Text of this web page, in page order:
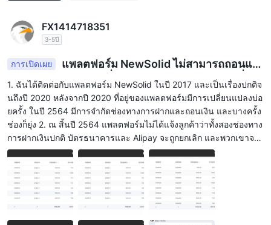
FX1414718351
3-5ปี
การเปิดเผย
แพลตฟอร์ม NewSolid ไม่สามารถถอนแล
ะฝากเงินได้ตามปกติ ที่อยู่ของแพลตฟอร์มมีการเปลี่ยน
แปลงบ่อยครั้งและไม่สามารถเปิดได้ และชักนำให้ผู้ใช้ใ
ช้ซอฟต์แวร์สกุลเงินที่ผิดกฎหมายในการฝากเงิน และบั
ญชีกำลังจะถูกชำระบัญชี
1. ฉันได้ติดต่อกับแพลตฟอร์ม NewSolid ในปี 2017 และเป็นเรื่องปกติจ
นถึงปี 2020 หลังจากปี 2020 ที่อยู่ของแพลตฟอร์มมีการเปลี่ยนแปลงบ่อ
ยครั้ง ในปี 2564 มีการจำกัดช่องทางการฝากและถอนเงิน และบางครั้ง
ช่องก็ยุ่ง 2. ณ สิ้นปี 2564 แพลตฟอร์มไม่ได้แจ้งลูกค้าว่าทั้งสองช่องทาง
การฝากเงินปกติ บัตรธนาคารและ Alipay จะถูกยกเลิก และพวกเขาจะเ
ปลี่ยนโดยตรงไปยังช่องทางการฝากและถอนเงินดิจิทัลโดยไม่ได้รับอนุ
ญาต 3. ที่อยู่แพลตฟอร์มจะเปลี่ยนบ่อยตั้งแต่ครึ่งหลังของปี 2564 จนถึง
ปี 2565 ซึ่งมักจะไม่สามารถเปิดได้ในเดือนมกราคมของปีนี้ 4. หลังจาก
การค้นหาหลายครั้ง ฉันพบที่อยู่เว็บไซต์อย่างเป็นทางการ และถามฝ่ายบ
ริการลูกค้าเกี่ยวกับการเปลี่ยนแปลงที่อยู่ของแพลตฟอร์มและการไม่สาม